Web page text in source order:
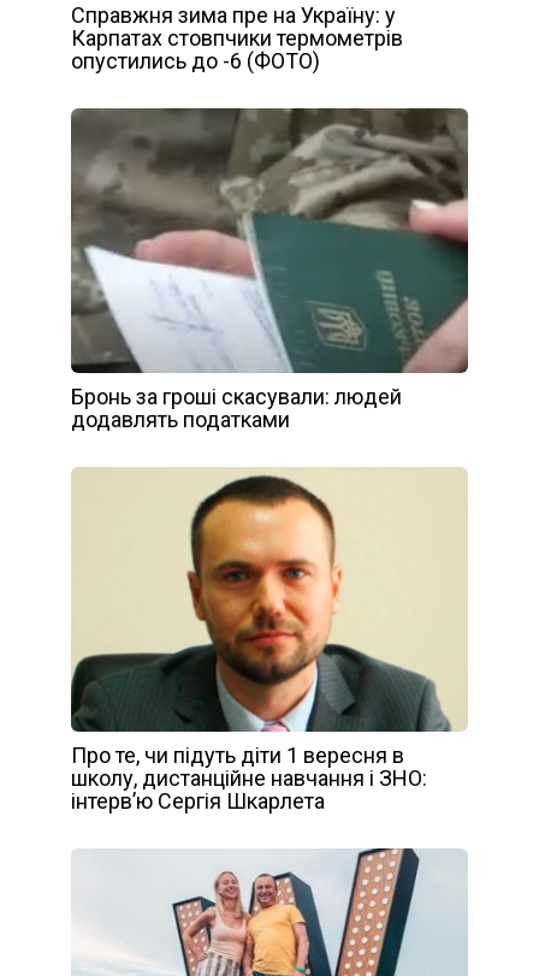
Справжня зима пре на Україну: у
Карпатах стовпчики термометрів
опустились до -6 (ФОТО)
Бронь за гроші скасували: людей
додавлять податками
Про те, чи підуть діти 1 вересня в
школу, дистанційне навчання і ЗНО:
інтерв’ю Сергія Шкарлета